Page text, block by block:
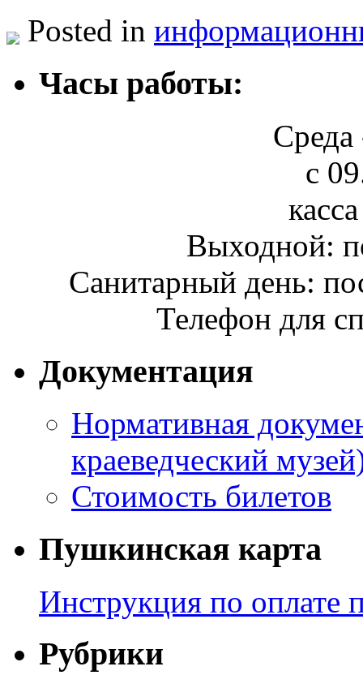
Posted in
Часы работы:
Среда
с
Выходной:
Санитарный день:
Телефон для
Документация
Нормативная
краеведческий
Стоимость билетов
Пушкинская карта
Инструкция по оплате
Рубрики